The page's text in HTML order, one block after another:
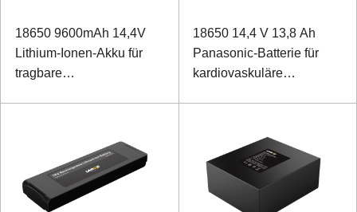
18650 9600mAh 14,4V
Lithium-Ionen-Akku für
tragbare
18650 14,4 V 13,8 Ah
Panasonic-Batterie für
kardiovaskuläre